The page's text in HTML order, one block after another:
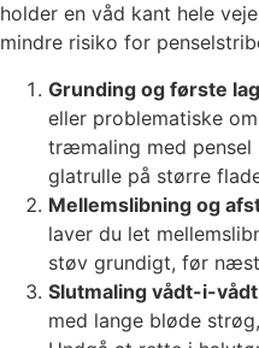
holder en våd kant hele
mindre risiko for
Grunding og første
eller problematiske
træmaling med pensel
glatrulle på større
Mellemslibning og
laver du let
støv grundigt, før
Slutmaling vådt-i-
med lange bløde